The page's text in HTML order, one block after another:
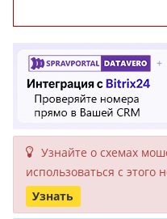
Узнайте о схемах
исполь­зоваться с этого
Узнать